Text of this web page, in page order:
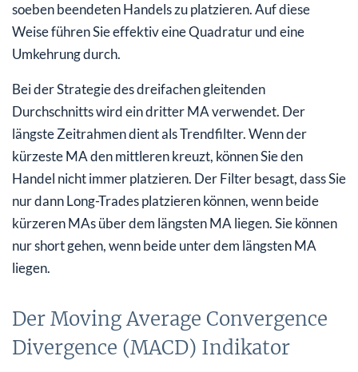
soeben beendeten Handels zu platzieren. Auf diese
Weise führen Sie effektiv eine Quadratur und eine
Umkehrung durch.
Bei der Strategie des dreifachen gleitenden
Durchschnitts wird ein dritter MA verwendet. Der
längste Zeitrahmen dient als Trendfilter. Wenn der
kürzeste MA den mittleren kreuzt, können Sie den
Handel nicht immer platzieren. Der Filter besagt, dass Sie
nur dann Long-Trades platzieren können, wenn beide
kürzeren MAs über dem längsten MA liegen. Sie können
nur short gehen, wenn beide unter dem längsten MA
liegen.
Der Moving Average Convergence
Divergence (MACD) Indikator